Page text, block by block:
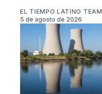
EL TIEMPO LATINO TEAM
5 de agosto de 2026